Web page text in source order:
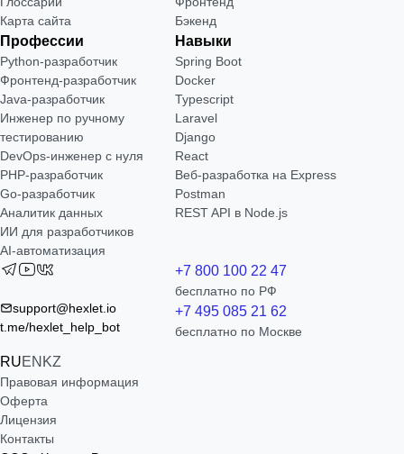
Карта сайта
Бэкенд
Профессии
Python-разработчик
Фронтенд-разработчик
Java-разработчик
Инженер по ручному
тестированию
DevOps-инженер с нуля
РНР-разработчик
Go-разработчик
Аналитик данных
ИИ для разработчиков
AI-автоматизация
Навыки
Spring Boot
Docker
Typescript
Laravel
Django
React
Веб-разработка на Express
Postman
REST API в Node.js
support@hexlet.io
t.me/hexlet_help_bot
RUEN KZ
+7 800 100 22 47
бесплатно по РФ
+7 495 085 21 62
бесплатно по Москве
Правовая информация
Оферта
Лицензия
Контакты